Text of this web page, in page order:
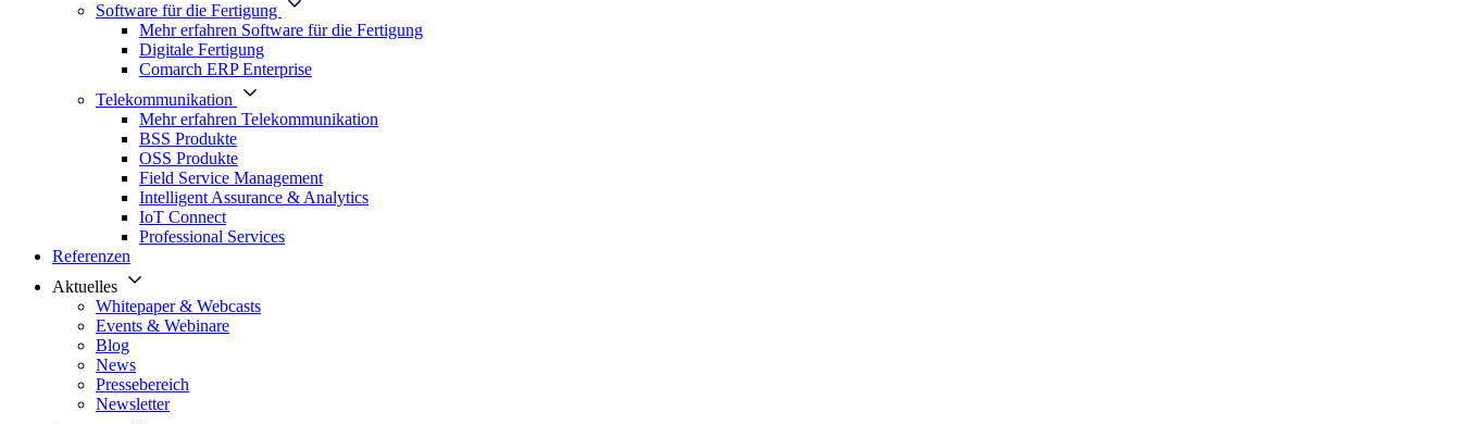
Software für die Fertigung
Mehr erfahren Software für die Fertigung
Digitale Fertigung
Comarch ERP Enterprise
Telekommunikation
Mehr erfahren Telekommunikation
BSS Produkte
OSS Produkte
Field Service Management
Intelligent Assurance & Analytics
IoT Connect
Professional Services
Referenzen
Aktuelles
Whitepaper & Webcasts
Events & Webinare
Blog
News
Pressebereich
Newsletter